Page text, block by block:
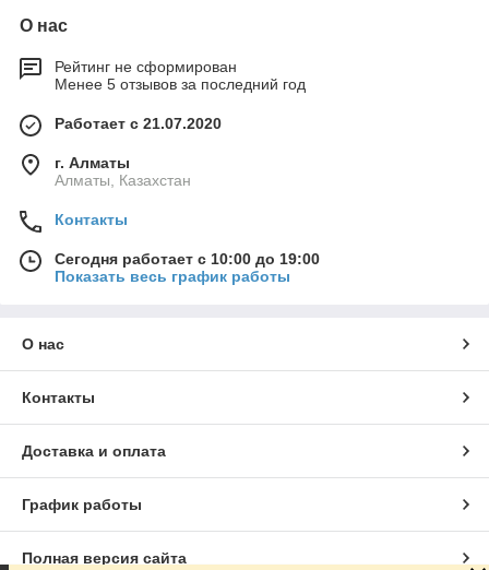
О нас
Рейтинг не сформирован
Менее 5 отзывов за последний год
Работает с 21.07.2020
г. Алматы
Алматы, Казахстан
Контакты
Сегодня работает с 10:00 до 19:00
Показать весь график работы
О нас
Контакты
Доставка и оплата
График работы
Полная версия сайта